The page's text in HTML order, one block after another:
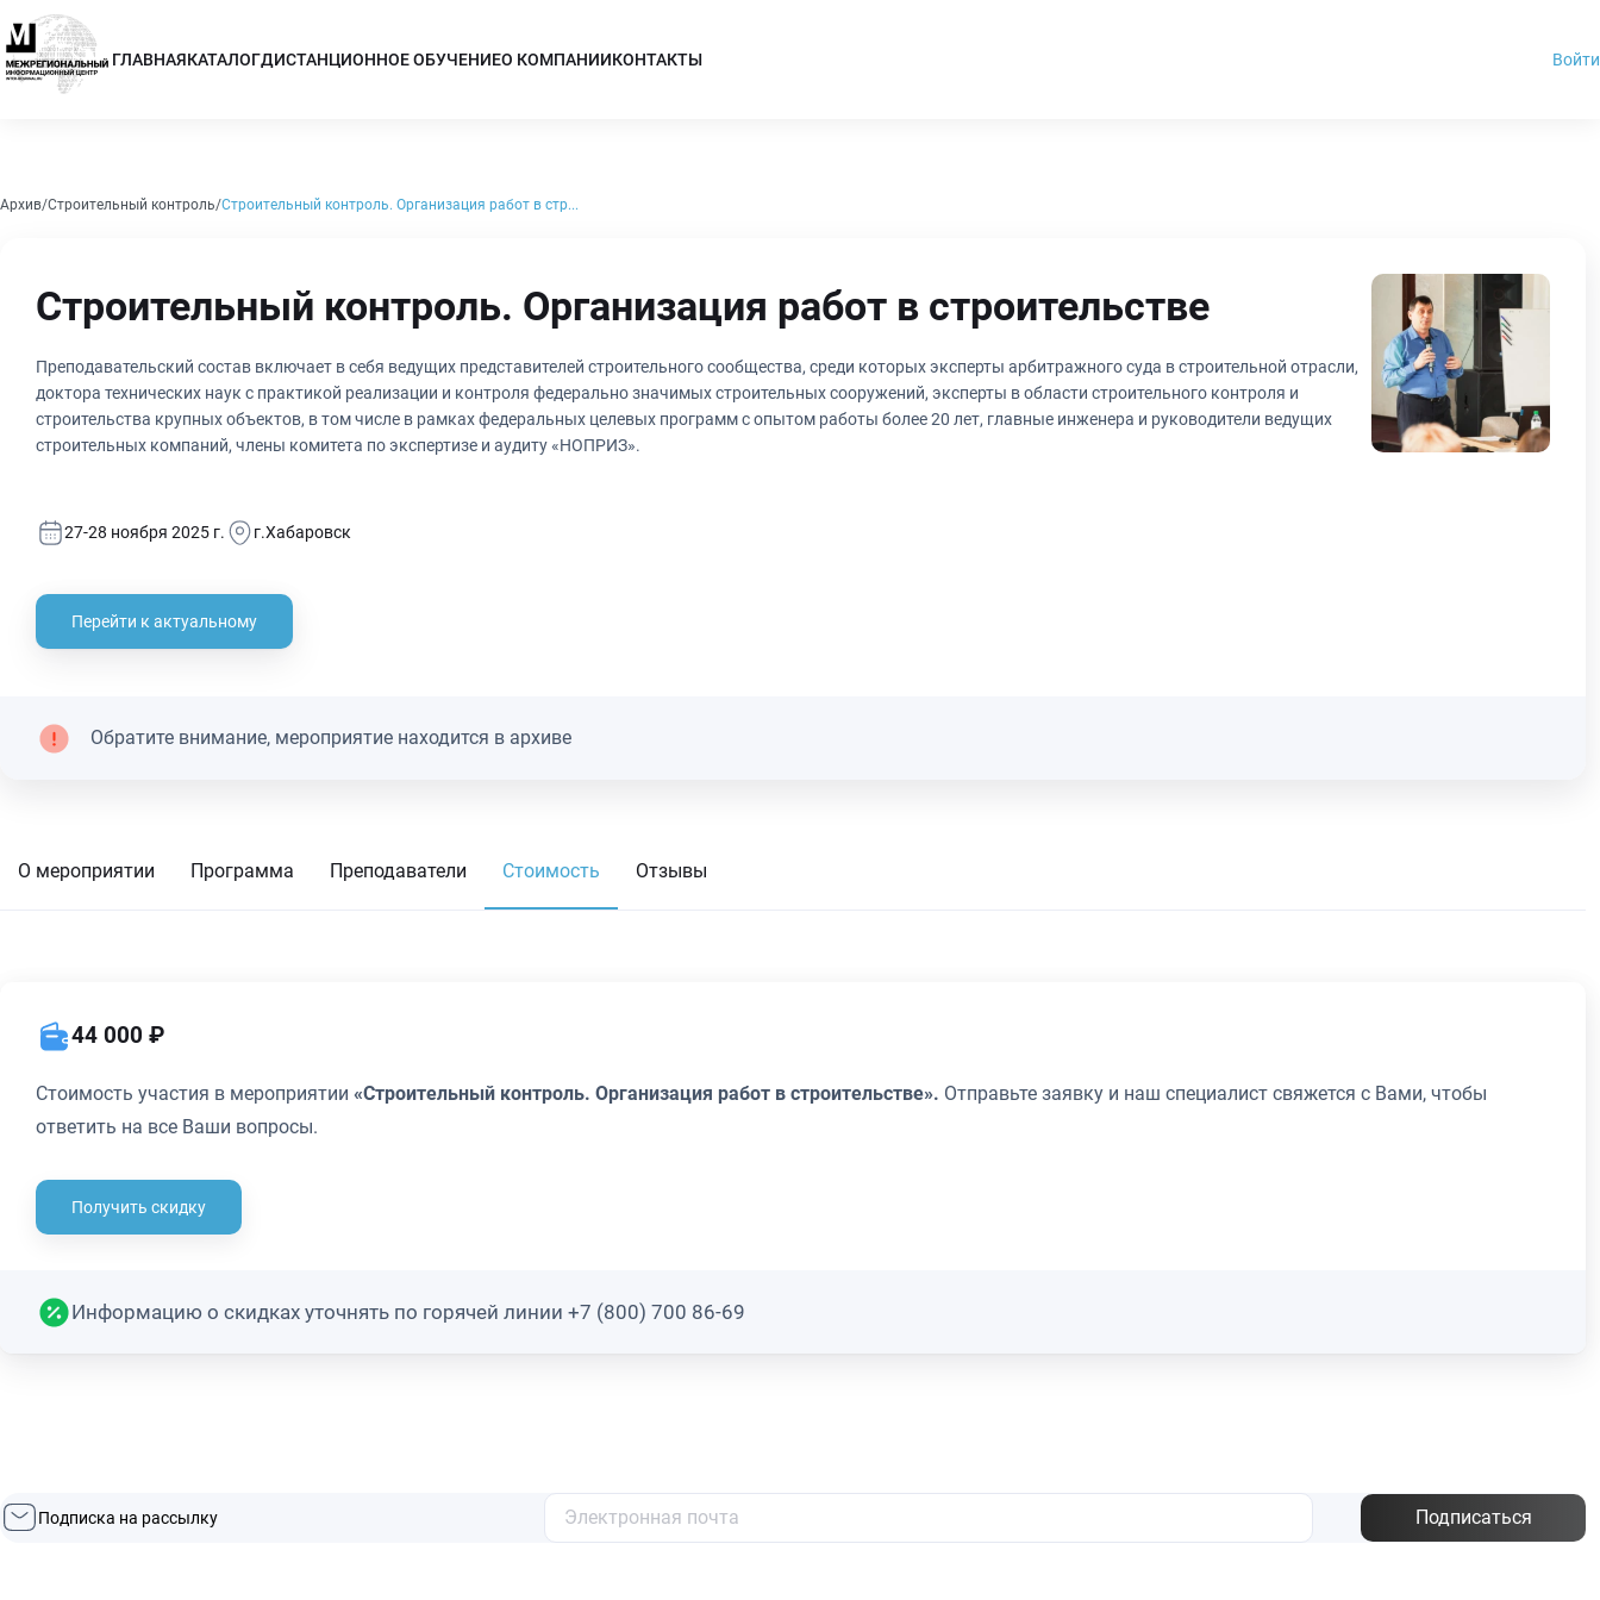
ГЛАВНАЯКАТАЛОГДИСТАНЦИОННОЕ ОБУЧЕНИЕО КОМПАНИИКОНТАКТЫ Войти
Архив Строительный контроль Строительный контроль. Организация работ в стр...
Строительный контроль. Организация работ в строительстве
Преподавательский состав включает в себя ведущих представителей строительного сообщества, среди которых эксперты арбитражного суда в строительной отрасли,
доктора технических наук с практикой реализации и контроля федерально значимых строительных сооружений, эксперты в области строительного контроля и
строительства крупных объектов, в том числе в рамках федеральных целевых программ с опытом работы более 20 лет, главные инженера и руководители ведущих
строительных компаний, члены комитета по экспертизе и аудиту «НОПРИЗ».
27-28 ноября 2025 г. г.Хабаровск
Перейти к актуальному
Обратите внимание, мероприятие находится в архиве
О мероприятии Программа Преподаватели Стоимость Отзывы
44 000 ₽
Стоимость участия в мероприятии «Строительный контроль. Организация работ в строительстве». Отправьте заявку и наш специалист свяжется с Вами, чтобы
ответить на все Ваши вопросы.
Получить скидку
Информацию о скидках уточнять по горячей линии +7 (800) 700 86-69
Подписка на рассылку Подписаться